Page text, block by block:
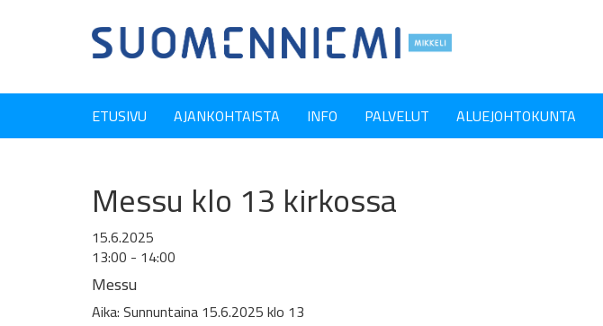
ETUSIVU AJANKOHTAISTA INFO PALVELUT ALUEJOHTOKUNTA
Messu klo 13 kirkossa
15.6.2025
13:00 - 14:00
Messu
Aika: Sunnuntaina 15.6.2025 klo 13